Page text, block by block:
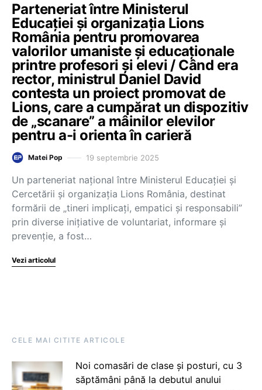
Parteneriat între Ministerul
Educației și organizația Lions
România pentru promovarea
valorilor umaniste și educaționale
printre profesori și elevi / Când era
rector, ministrul Daniel David
contesta un proiect promovat de
Lions, care a cumpărat un dispozitiv
de „scanare” a mâinilor elevilor
pentru a-i orienta în carieră
Matei Pop 19 septembrie 2025
Un parteneriat național între Ministerul Educației și
Cercetării și organizația Lions România, destinat
formării de „tineri implicați, empatici și responsabili”
prin diverse inițiative de voluntariat, informare și
prevenție, a fost…
Vezi articolul
CELE MAI CITITE ARTICOLE
Noi comasări de clase și posturi, cu 3
săptămâni până la debutul anului